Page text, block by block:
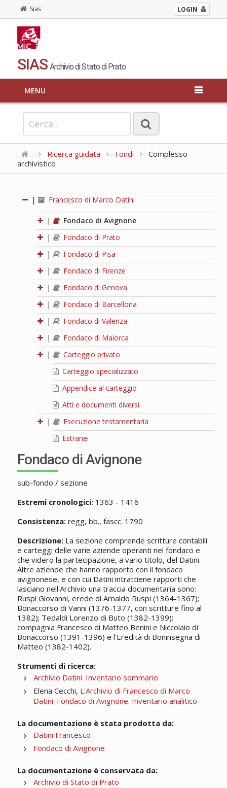
Sias LOGIN
SIAS Archivio di Stato di Prato
MENU
Ricerca guidata Fondi
Complesso
archivistico
| Francesco di Marco Datini
|
Fondaco di Avignone
|
Fondaco di Prato
|
Fondaco di Pisa
|
Fondaco di Firenze
|
Fondaco di Genova
|
Fondaco di Barcellona
|
Fondaco di Valenza
|
Fondaco di Maiorca
|
Carteggio privato
Carteggio specializzato
Appendice al carteggio
Atti e documenti diversi
|
Esecuzione testamentaria
Estranei
Fondaco di Avignone
sub-fondo / sezione
Estremi cronologici:1363 - 1416
Consistenza:regg, bb., fascc. 1790
Descrizione:La sezione comprende scritture contabili
e carteggi delle varie aziende operanti nel fondaco e
che videro la partecipazione, a vario titolo, del Datini.
Altre aziende che hanno rapporto con il fondaco
avignonese, e con cui Datini intrattiene rapporti che
lasciano nell'Archivio una traccia documentaria sono:
Ruspi Giovanni, erede di Arnaldo Ruspi (1364-1367);
Bonaccorso di Vanni (1376-1377, con scritture fino al
1382); Tedaldi Lorenzo di Buto (1382-1399);
compagnia Francesco di Matteo Benini e Niccolaio di
Bonaccorso (1391-1396) e l'Eredità di Boninsegna di
Matteo (1382-1402).
Strumenti di ricerca:
Archivio Datini. Inventario sommario
Elena Cecchi, L'Archivio di Francesco di Marco
Datini. Fondaco di Avignone. Inventario analitico
La documentazione è stata prodotta da:
Datini Francesco
Fondaco di Avignone
La documentazione è conservata da:
Archivio di Stato di Prato